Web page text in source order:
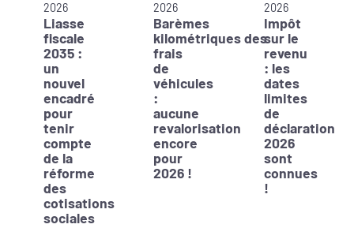
2026
Liasse
fiscale
2035 :
un
nouvel
encadré
pour
tenir
compte
de la
réforme
des
cotisations
sociales
2026
Barèmes
kilométriques des
frais
de
véhicules
:
aucune
revalorisation
encore
pour
2026 !
2026
Impôt
sur le
revenu
: les
dates
limites
de
déclaration
2026
sont
connues
!